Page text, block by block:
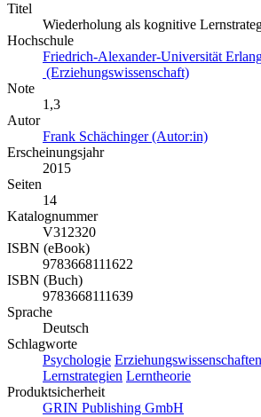
Titel
Wiederholung als kognitive
Hochschule
Friedrich-Alexander-Universität
(Erziehungswissenschaft)
Note
1,3
Autor
Frank Schächinger (Autor:in)
Erscheinungsjahr
2015
Seiten
14
Katalognummer
V312320
ISBN (eBook)
9783668111622
ISBN (Buch)
9783668111639
Sprache
Deutsch
Schlagworte
Psychologie Erziehungswissenschaften
Lernstrategien Lerntheorie
Produktsicherheit
GRIN Publishing GmbH